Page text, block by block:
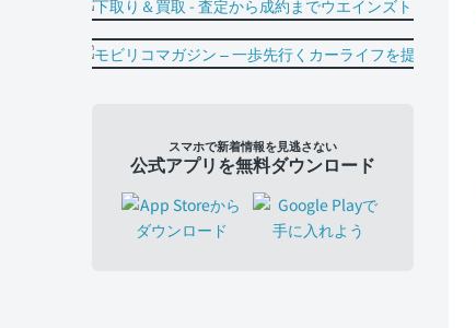
スマホで新着情報を見逃さない
公式アプリを無料ダウンロード